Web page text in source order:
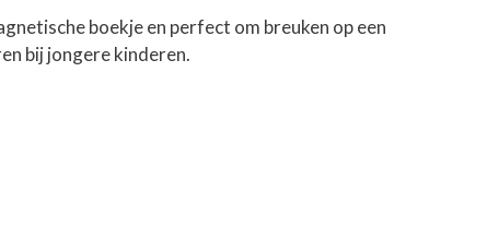
boekje en perfect om breuken op een
bij jongere kinderen.